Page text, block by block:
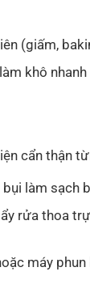
(giấm,
khô
cẩn thận
bụi làm sạch
rửa thoa
máy